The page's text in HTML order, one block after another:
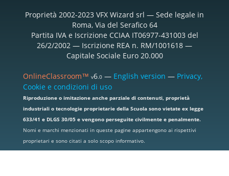
Proprietà 2002-2023 VFX Wizard srl — Sede legale in
Roma, Via del Serafico 64
Partita IVA e Iscrizione CCIAA IT06977-431003 del
26/2/2002 — Iscrizione REA n. RM/1001618 —
Capitale Sociale Euro 20.000
OnlineClassroom™ v6.0— English version — Privacy,
Cookie e condizioni di uso
Riproduzione o imitazione anche parziale di contenuti, proprietà
industriali o tecnologie proprietarie della Scuola sono vietate ex legge
633/41 e DLGS 30/05 e vengono perseguite civilmente e penalmente.
Nomi e marchi menzionati in queste pagine appartengono ai rispettivi
proprietari e sono citati a solo scopo informativo.